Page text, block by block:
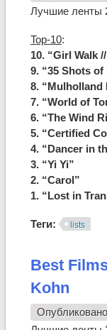
Лучшие ленты
Top-10:
10. “Girl Walk
9. “35 Shots of
8. “Mulholland
7. “World of
6. “The Wind
5. “Certified
4. “Dancer in
3. “Yi Yi”
2. “Carol”
1. “Lost in
Теги: lists
Best
Kohn